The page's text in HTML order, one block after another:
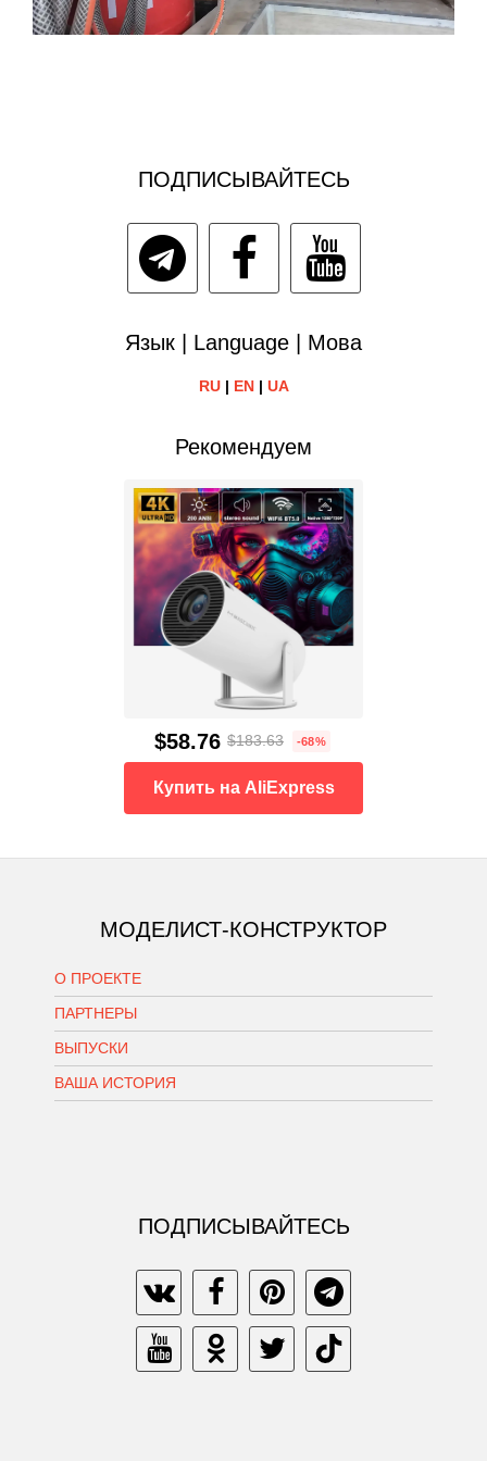
ПОДПИСЫВАЙТЕСЬ
Язык | Language | Мова
RU| EN| UA
Рекомендуем
$58.76 $183.63 -68%
Купить на AliExpress
МОДЕЛИСТ-КОНСТРУКТОР
О ПРОЕКТЕ
ПАРТНЕРЫ
ВЫПУСКИ
ВАША ИСТОРИЯ
ПОДПИСЫВАЙТЕСЬ